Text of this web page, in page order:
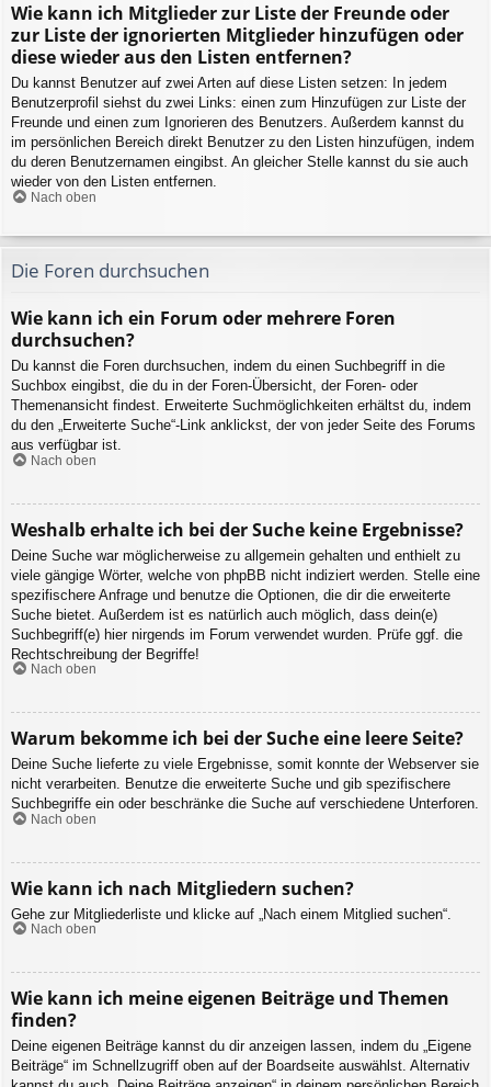
Wie kann ich Mitglieder zur Liste der Freunde oder
zur Liste der ignorierten Mitglieder hinzufügen oder
diese wieder aus den Listen entfernen?
Du kannst Benutzer auf zwei Arten auf diese Listen setzen: In jedem
Benutzerprofil siehst du zwei Links: einen zum Hinzufügen zur Liste der
Freunde und einen zum Ignorieren des Benutzers. Außerdem kannst du
im persönlichen Bereich direkt Benutzer zu den Listen hinzufügen, indem
du deren Benutzernamen eingibst. An gleicher Stelle kannst du sie auch
wieder von den Listen entfernen.
Nach oben
Die Foren durchsuchen
Wie kann ich ein Forum oder mehrere Foren
durchsuchen?
Du kannst die Foren durchsuchen, indem du einen Suchbegriff in die
Suchbox eingibst, die du in der Foren-Übersicht, der Foren- oder
Themenansicht findest. Erweiterte Suchmöglichkeiten erhältst du, indem
du den „Erweiterte Suche“-Link anklickst, der von jeder Seite des Forums
aus verfügbar ist.
Nach oben
Weshalb erhalte ich bei der Suche keine Ergebnisse?
Deine Suche war möglicherweise zu allgemein gehalten und enthielt zu
viele gängige Wörter, welche von phpBB nicht indiziert werden. Stelle eine
spezifischere Anfrage und benutze die Optionen, die dir die erweiterte
Suche bietet. Außerdem ist es natürlich auch möglich, dass dein(e)
Suchbegriff(e) hier nirgends im Forum verwendet wurden. Prüfe ggf. die
Rechtschreibung der Begriffe!
Nach oben
Warum bekomme ich bei der Suche eine leere Seite?
Deine Suche lieferte zu viele Ergebnisse, somit konnte der Webserver sie
nicht verarbeiten. Benutze die erweiterte Suche und gib spezifischere
Suchbegriffe ein oder beschränke die Suche auf verschiedene Unterforen.
Nach oben
Wie kann ich nach Mitgliedern suchen?
Gehe zur Mitgliederliste und klicke auf „Nach einem Mitglied suchen“.
Nach oben
Wie kann ich meine eigenen Beiträge und Themen
finden?
Deine eigenen Beiträge kannst du dir anzeigen lassen, indem du „Eigene
Beiträge“ im Schnellzugriff oben auf der Boardseite auswählst. Alternativ